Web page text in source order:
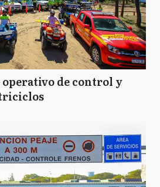
de control y